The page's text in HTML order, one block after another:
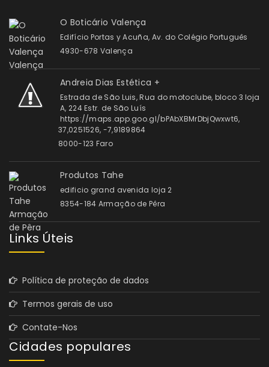
O Boticário Valença
Edifício Portas y Acuña, Av. do Colégio Português
4930-678 Valença
Andreia Dias Estética +
Estrada de São Luis, Rua do motoclube, bloco 3 loja
A, 224 Estr. de São Luís
https://maps.app.goo.gl/bPAbXBMrDbjQwxwt6,
37,0251526, -7,9189864
8000-123 Faro
Produtos Tahe
edificio grand avenida loja 2
8354-184 Armação de Pêra
Links Úteis
Política de proteção de dados
Termos gerais de uso
Contate-Nos
Cidades populares